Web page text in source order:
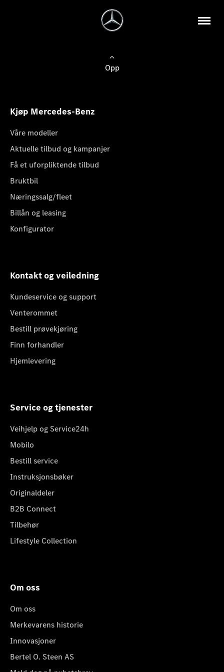
Opp
Kjøp Mercedes-Benz
Våre modeller
Aktuelle tilbud og kampanjer
Få et uforpliktende tilbud
Bruktbil
Næringssalg/fleet
Billån og leasing
Konfigurator
Kontakt og veiledning
Kundeservice og support
Venterommet
Bestill prøvekjøring
Finn forhandler
Hjemlevering
Service og tjenester
Veihjelp og Service24h
Mobilo
Bestill service
Instruksjonsbøker
Originaldeler
B2B Connect
Tilbehør
Lifestyle Collection
Om oss
Om oss
Merkevarens historie
Innovasjoner
Bertel O. Steen AS